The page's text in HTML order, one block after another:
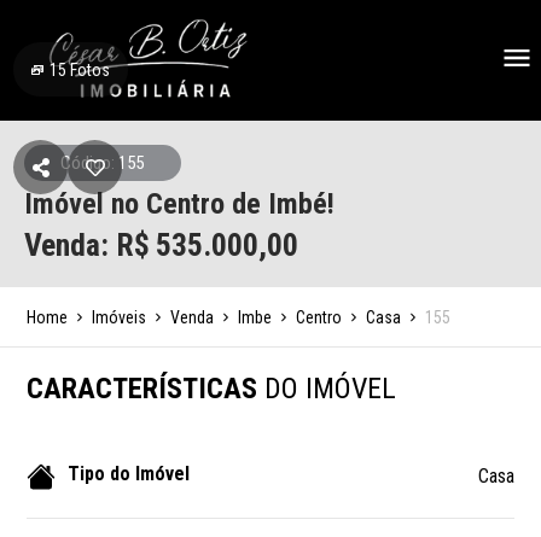
15Fotos
Código: 155
Imóvel no Centro de Imbé!
Venda: R$ 535.000,00
Home Imóveis Venda Imbe Centro Casa 155
CARACTERÍSTICAS DO IMÓVEL
Tipo do Imóvel Casa